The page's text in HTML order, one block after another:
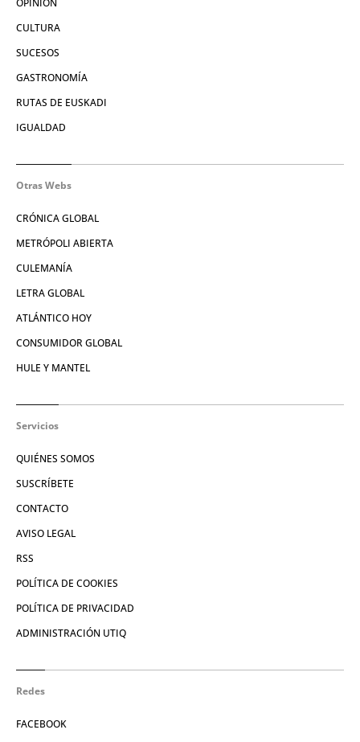
CULTURA
SUCESOS
GASTRONOMÍA
RUTAS DE EUSKADI
IGUALDAD
Otras Webs
CRÓNICA GLOBAL
METRÓPOLI ABIERTA
CULEMANÍA
LETRA GLOBAL
ATLÁNTICO HOY
CONSUMIDOR GLOBAL
HULE Y MANTEL
Servicios
QUIÉNES SOMOS
SUSCRÍBETE
CONTACTO
AVISO LEGAL
RSS
POLÍTICA DE COOKIES
POLÍTICA DE PRIVACIDAD
ADMINISTRACIÓN UTIQ
Redes
FACEBOOK